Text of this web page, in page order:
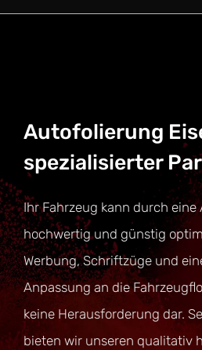
Autofolierung
spezialisierter
Ihr Fahrzeug kann durch
hochwertig und günstig
Werbung, Schriftzüge und
Anpassung an die
keine Herausforderung dar.
bieten wir unseren qualitativ